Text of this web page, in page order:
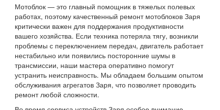
Мотоблок — это главный помощник в тяжелых полевых
работах, поэтому качественный ремонт мотоблоков Заря
критически важен для поддержания продуктивности
вашего хозяйства. Если техника потеряла тягу, возникли
проблемы с переключением передач, двигатель работает
нестабильно или появились посторонние шумы в
трансмиссии, наши мастера оперативно помогут
устранить неисправность. Мы обладаем большим опытом
обслуживания агрегатов Заря, что позволяет проводить
ремонт любой сложности.